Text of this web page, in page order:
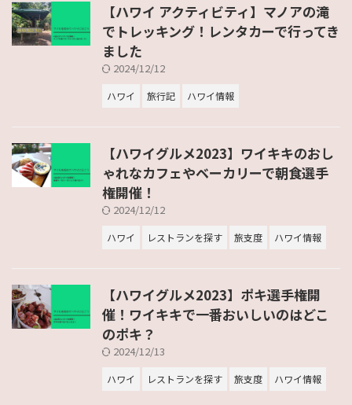
【ハワイ アクティビティ】マノアの滝
でトレッキング！レンタカーで行ってき
ました
2024/12/12
ハワイ 旅行記 ハワイ情報
【ハワイグルメ2023】ワイキキのおし
ゃれなカフェやベーカリーで朝食選手
権開催！
2024/12/12
ハワイ レストランを探す 旅支度 ハワイ情報
【ハワイグルメ2023】ポキ選手権開
催！ワイキキで一番おいしいのはどこ
のポキ？
2024/12/13
ハワイ レストランを探す 旅支度 ハワイ情報